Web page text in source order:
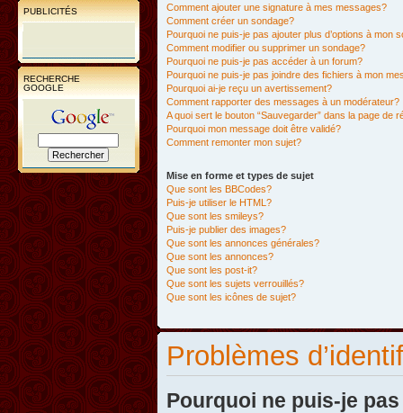
PUBLICITÉS
RECHERCHE
GOOGLE
Comment ajouter une signature à mes messages?
Comment créer un sondage?
Pourquoi ne puis-je pas ajouter plus d’options à mon
Comment modifier ou supprimer un sondage?
Pourquoi ne puis-je pas accéder à un forum?
Pourquoi ne puis-je pas joindre des fichiers à mon
Pourquoi ai-je reçu un avertissement?
Comment rapporter des messages à un modérateur?
A quoi sert le bouton “Sauvegarder” dans la page de
Pourquoi mon message doit être validé?
Comment remonter mon sujet?
Mise en forme et types de sujet
Que sont les BBCodes?
Puis-je utiliser le HTML?
Que sont les smileys?
Puis-je publier des images?
Que sont les annonces générales?
Que sont les annonces?
Que sont les post-it?
Que sont les sujets verrouillés?
Que sont les icônes de sujet?
Problèmes
Pourquoi ne puis-je